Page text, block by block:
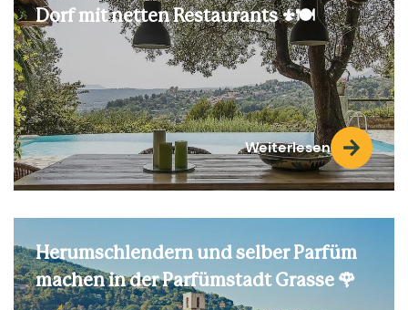
Dorf mit netten Restaurants ⚜️🍽️
Weiterlesen
Herumschlendern und selber Parfüm
machen in der Parfümstadt Grasse 🌹